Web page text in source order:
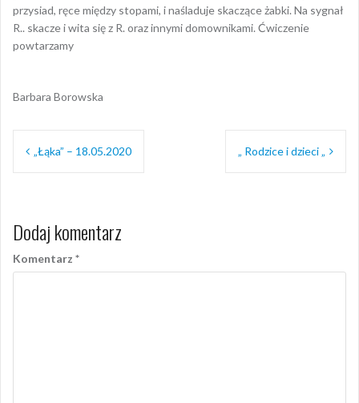
przysiad, ręce między stopami, i naśladuje skaczące żabki. Na sygnał
R.. skacze i wita się z R. oraz innymi domownikami. Ćwiczenie
powtarzamy
Barbara Borowska
Nawigacja
wpisu
„Łąka” – 18.05.2020 „ Rodzice i dzieci „
Dodaj komentarz
Komentarz *